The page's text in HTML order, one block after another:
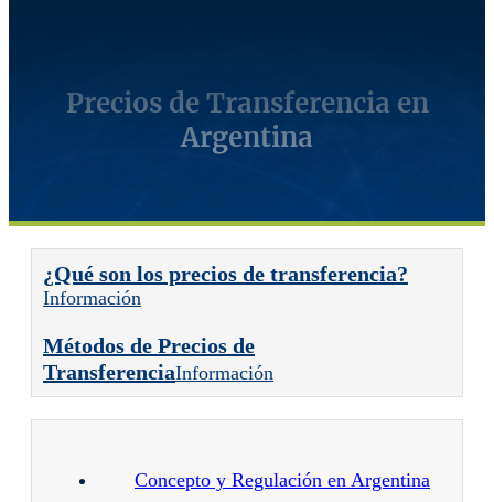
Precios de Transferencia en
Argentina
¿Qué son los precios de transferencia?
Información
Métodos de Precios de
TransferenciaInformación
Concepto y Regulación en Argentina